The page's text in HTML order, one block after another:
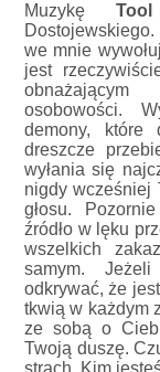
Muzykę Tool
we mnie
jest
osobowości.
demony,
dreszcze
wyłania się
nigdy wcześniej
głosu.
źródło w lęku
wszelkich
samym.
odkrywać, że
tkwią w każdym
ze sobą o
Twoją duszę.